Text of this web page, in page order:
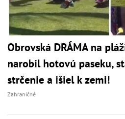
Obrovská DRÁMA na
narobil hotovú paseku,
strčenie a išiel k zemi!
Zahraničné